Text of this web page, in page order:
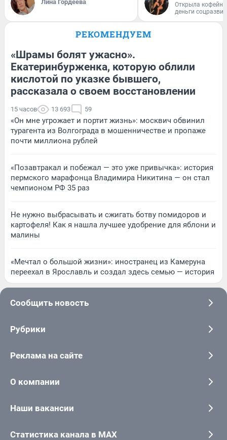
Лина Гордеева
Открыла
деньги
РЕКОМЕНДУЕМ
«Шрамы болят ужасно».
Екатеринбурженка, которую облили
кислотой по указке бывшего,
рассказала о своем восстановлении
15 часов 13 693 59
«Он мне угрожает и портит жизнь»: москвич обвинил
турагента из Волгограда в мошенничестве и пропаже
почти миллиона рублей
«Позавтракал и побежал — это уже привычка»: история
пермского марафонца Владимира Никитина — он стал
чемпионом РФ 35 раз
Не нужно выбрасывать и сжигать ботву помидоров и
картофеля! Как я нашла лучшее удобрение для яблони и
малины
«Мечтал о большой жизни»: иностранец из Камеруна
переехал в Ярославль и создал здесь семью — история
Сообщить новость
Рубрики
Реклама на сайте
О компании
Наши вакансии
Статистика канала в MAX